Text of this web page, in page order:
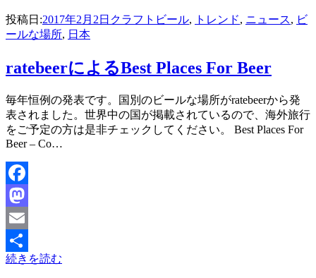
投稿日:2017年2月2日 クラフトビール, トレンド, ニュース, ビ
ールな場所, 日本
ratebeerによるBest Places For Beer
投稿者master
毎年恒例の発表です。国別のビールな場所がratebeerから発
表されました。世界中の国が掲載されているので、海外旅行
をご予定の方は是非チェックしてください。 Best Places For
Beer – Co…
Facebook
Mastodon
Email
共
続きを読む